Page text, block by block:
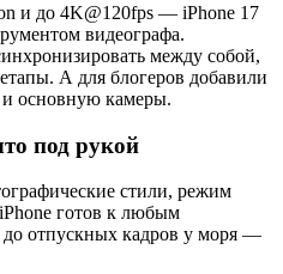
и до 4K@120fps — iPhone 17
видеографа.
между собой,
А для блогеров добавили
и основную камеры.
под рукой
стили, режим
готов к любым
отпускных кадров у моря —